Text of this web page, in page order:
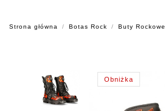
Strona główna Botas Rock Buty Rockowe
Obniżka